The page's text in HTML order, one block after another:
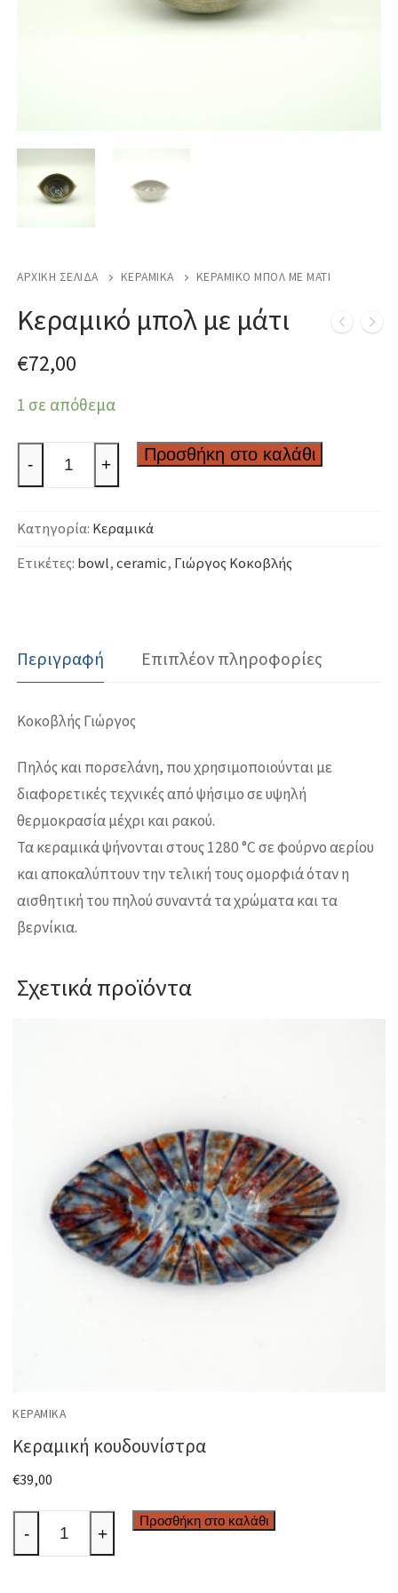
ΑΡΧΙΚΉ ΣΕΛΊΔΑ ΚΕΡΑΜΙΚΆ ΚΕΡΑΜΙΚΌ ΜΠΟΛ ΜΕ ΜΆΤΙ
Κεραμικό μπολ με μάτι
€72,00
1 σε απόθεμα
Κεραμικό
μπολ
μάτι
ποσότητα
- +
Προσθήκη στο καλάθι
Κατηγορία: Κεραμικά
Ετικέτες: bowl,ceramic, Γιώργος Κοκοβλής
Περιγραφή Επιπλέον πληροφορίες
Κοκοβλής Γιώργος
Πηλός και πορσελάνη, που χρησιμοποιούνται με
διαφορετικές τεχνικές από ψήσιμο σε υψηλή
θερμοκρασία μέχρι και ρακού.
Τα κεραμικά ψήνονται στους 1280 °C σε φούρνο αερίου
και αποκαλύπτουν την τελική τους ομορφιά όταν η
αισθητική του πηλού συναντά τα χρώματα και τα
βερνίκια.
Σχετικά προϊόντα
ΚΕΡΑΜΙΚΆ
Κεραμική κουδουνίστρα
€39,00
Κεραμική
κουδουνίστρα
- +
Προσθήκη στο καλάθι